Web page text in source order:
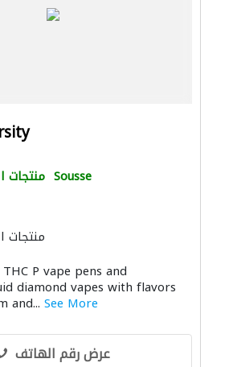
منتجات Sousse
منتجات
P vape pens and
diamond vapes with flavors
and... See More
عرض رقم الهاتف